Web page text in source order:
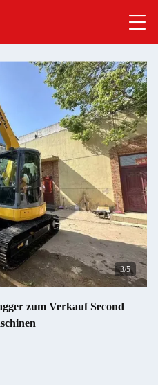
4/5
zum Verkauf Second